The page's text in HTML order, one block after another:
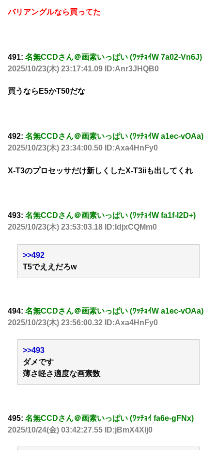
バリアングルなら買ってた
491: 名無CCDさん＠画素いっぱい (ﾜｯﾁｮｲW 7a02-Vn6J)
2025/10/23(木) 23:17:41.09 ID:Anr3JHQB0
買うならE5かT50だな
492: 名無CCDさん＠画素いっぱい (ﾜｯﾁｮｲW a1ec-vOAa)
2025/10/23(木) 23:34:00.50 ID:Axa4HnFy0
X-T3のプロセッサだけ新しくしたX-T3iiも出してくれ
493: 名無CCDさん＠画素いっぱい (ﾜｯﾁｮｲW fa1f-l2D+)
2025/10/23(木) 23:53:03.18 ID:IdjxCQMm0
>>492
T5でええだろw
494: 名無CCDさん＠画素いっぱい (ﾜｯﾁｮｲW a1ec-vOAa)
2025/10/23(木) 23:56:00.32 ID:Axa4HnFy0
>>493
ダメです
薄さ軽さ適度な画素数
495: 名無CCDさん＠画素いっぱい (ﾜｯﾁｮｲ fa6e-gFNx)
2025/10/24(金) 03:42:27.55 ID:jBmX4Xlj0